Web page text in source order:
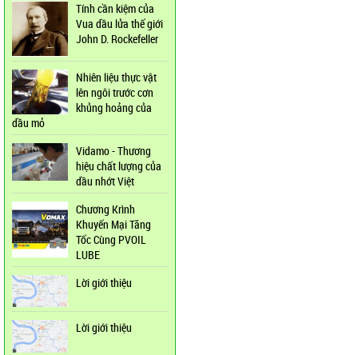
Tính cần kiệm của
Vua dầu lửa thế giới
John D. Rockefeller
Nhiên liệu thực vật
lên ngôi trước cơn
khủng hoảng của
dầu mỏ
Vidamo - Thương
hiệu chất lượng của
dầu nhớt Việt
Chương Krình
Khuyến Mại Tăng
Tốc Cùng PVOIL
LUBE
Lời giới thiệu
Lời giới thiệu